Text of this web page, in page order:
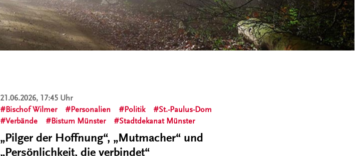
21.06.2026, 17:45 Uhr
Bischof Wilmer
Personalien Politik
St.-Paulus-Dom
Verbände
Bistum Münster Stadtdekanat Münster
„Pilger der Hoffnung“, „Mutmacher“ und
„Persönlichkeit, die verbindet“